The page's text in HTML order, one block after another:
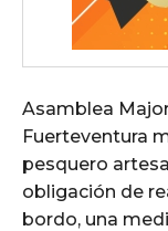
Asamblea
Fuerteventura
pesquero
obligación de
bordo, una